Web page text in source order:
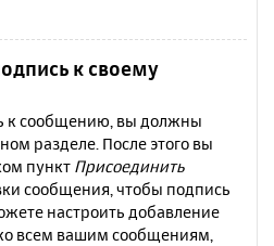
к своему
к сообщению, вы должны
разделе. После этого вы
пункт Присоединить
сообщения, чтобы подпись
настроить добавление
всем вашим сообщениям,